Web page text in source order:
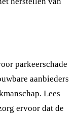
parkeerschade
aanbieders
Lees
ervoor dat de